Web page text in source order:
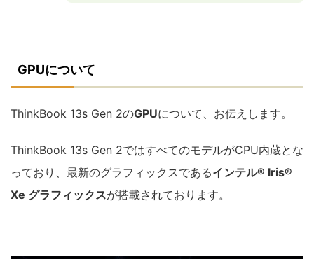
GPUについて
ThinkBook 13s Gen 2のGPUについて、お伝えします。
ThinkBook 13s Gen 2ではすべてのモデルがCPU内蔵とな
っており、最新のグラフィックスであるインテル® Iris®
Xe グラフィックスが搭載されております。